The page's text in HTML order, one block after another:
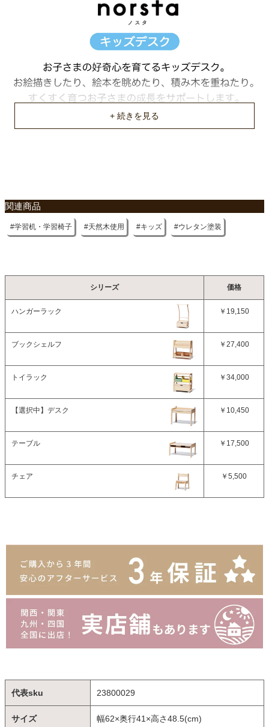
商品重量
約6.5kg
インドネシア
関連商品
学習机・学習椅子 天然木使用 キッズ ウレタン塗装
シリーズ 価格
ハンガーラック ￥19,150
ブックシェルフ ￥27,400
トイラック ￥34,000
【選択中】 デスク ￥10,450
テーブル ￥17,500
チェア ￥5,500
代表sku 23800029
サイズ 幅62×奥行41×高さ48.5(cm)